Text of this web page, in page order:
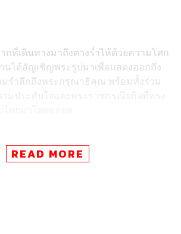
ที่เดินทางมาถึงต่างร่ำไห้ด้วยความโศก
านได้อัญเชิญพระรูปมาเพื่อแสดงออกถึง
รำลึกถึงพระกรุณาธิคุณ พร้อมทั้งร่วม
วามประทับใจและพระราชกรณียกิจที่ทรง
มมือร่วมใจของกลุ่มประชาชนจิตอาสา
กจ่ายเพื่ออำนวยความสะดวกและดูแล
READ MORE